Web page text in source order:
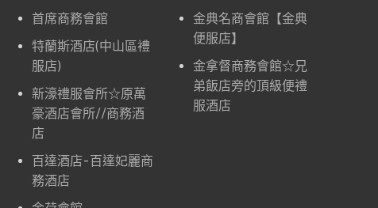
首席商務會館
特蘭斯酒店(中山區禮
服店)
新濠禮服會所☆原萬
豪酒店會所//商務酒
店
百達酒店-百達妃麗商
務酒店
金典名商會館【金典
便服店】
金拿督商務會館☆兄
弟飯店旁的頂級便禮
服酒店